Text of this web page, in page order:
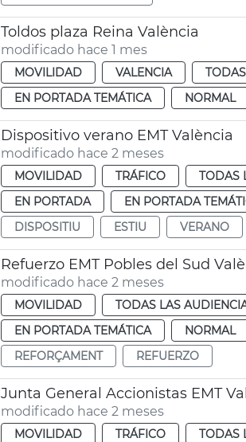
Toldos plaza Reina València
modificado hace 1 mes
MOVILIDAD VALENCIA
EN PORTADA TEMÁTICA
NORMAL
Dispositivo verano EMT València
modificado hace 2 meses
MOVILIDAD TRÁFICO TODAS
EN PORTADA
EN PORTADA
DISPOSITIU
ESTIU VERANO
Refuerzo EMT Pobles del Sud
modificado hace 2 meses
MOVILIDAD TODAS LAS
EN PORTADA TEMÁTICA
NORMAL
REFORÇAMENT
REFUERZO
Junta General Accionistas EMT
modificado hace 2 meses
MOVILIDAD TRÁFICO TODAS